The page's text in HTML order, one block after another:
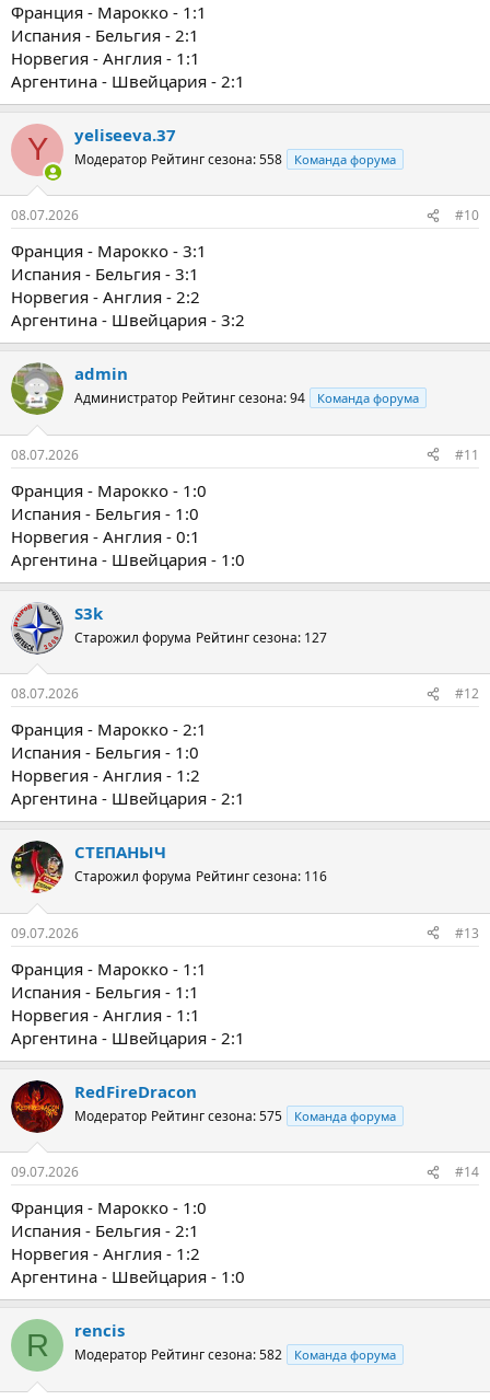
Франция - Марокко - 1:1
Испания - Бельгия - 2:1
Норвегия - Англия - 1:1
Аргентина - Швейцария - 2:1
Y yeliseeva.37
Модератор Рейтинг сезона: 558 Команда форума
08.07.2026 #10
Франция - Марокко - 3:1
Испания - Бельгия - 3:1
Норвегия - Англия - 2:2
Аргентина - Швейцария - 3:2
admin
Администратор Рейтинг сезона: 94 Команда форума
08.07.2026 #11
Франция - Марокко - 1:0
Испания - Бельгия - 1:0
Норвегия - Англия - 0:1
Аргентина - Швейцария - 1:0
S3k
Старожил форума Рейтинг сезона: 127
08.07.2026 #12
Франция - Марокко - 2:1
Испания - Бельгия - 1:0
Норвегия - Англия - 1:2
Аргентина - Швейцария - 2:1
СТЕПАНЫЧ
Старожил форума Рейтинг сезона: 116
09.07.2026 #13
Франция - Марокко - 1:1
Испания - Бельгия - 1:1
Норвегия - Англия - 1:1
Аргентина - Швейцария - 2:1
RedFireDracon
Модератор Рейтинг сезона: 575 Команда форума
09.07.2026 #14
Франция - Марокко - 1:0
Испания - Бельгия - 2:1
Норвегия - Англия - 1:2
Аргентина - Швейцария - 1:0
R rencis
Модератор Рейтинг сезона: 582 Команда форума